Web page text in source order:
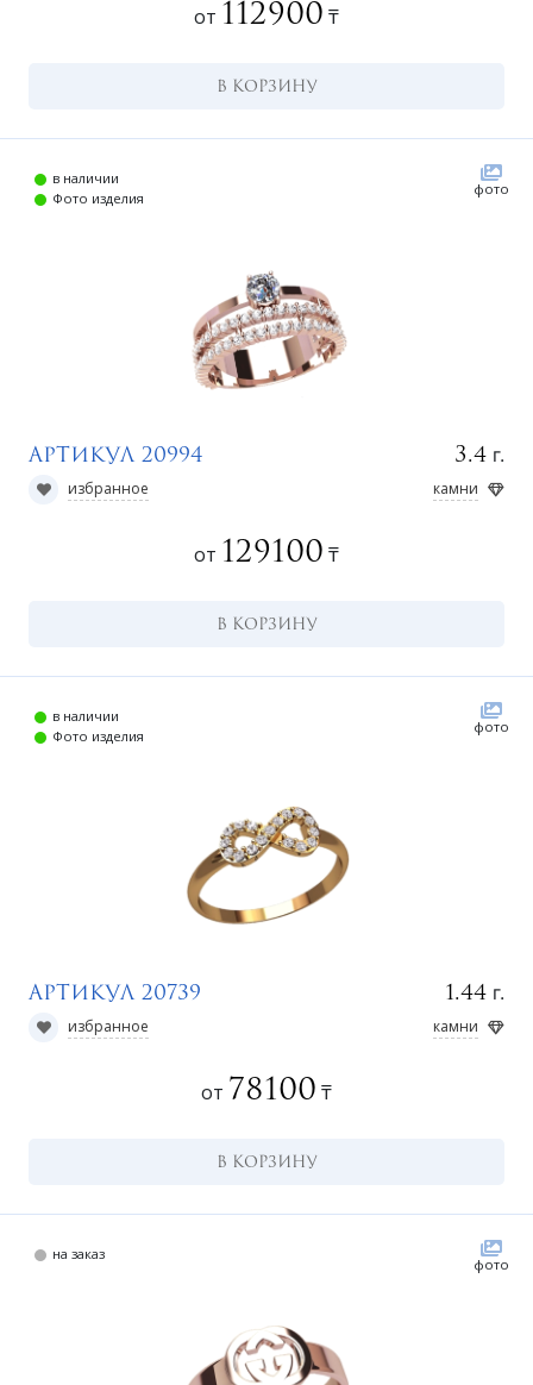
от 112900 ₸
В КОРЗИНУ
в наличии
Фото изделия
фото
Артикул 20994 3.4 г.
избранное камни
от 129100 ₸
В КОРЗИНУ
в наличии
Фото изделия
фото
Артикул 20739 1.44 г.
избранное камни
от 78100 ₸
В КОРЗИНУ
на заказ
фото